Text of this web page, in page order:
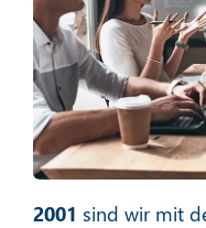
Social
2001 sind wir mit